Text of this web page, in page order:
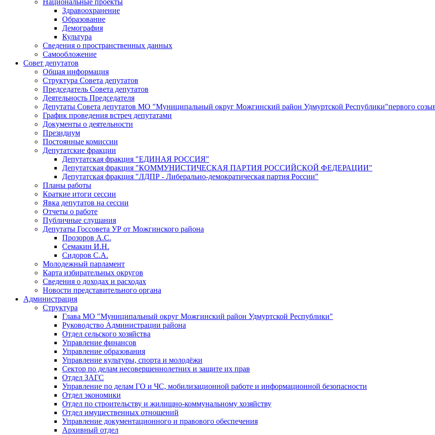
Здравоохранение
Образование
Демография
Культура
Сведения о пространственных данных
Самообложение
Совет депутатов
Общая информация
Структура Совета депутатов
Председатель Совета депутатов
Деятельность Председателя
Депутаты Совета депутатов МО "Муниципальный округ Можгинский район Удмуртской Республики"первого
График проведения встреч депутатами
Документы о деятельности
Президиум
Постоянные комиссии
Депутатские фракции
Депутатская фракция "ЕДИНАЯ РОССИЯ"
Депутатская фракция "КОММУНИСТИЧЕСКАЯ ПАРТИЯ РОССИЙСКОЙ ФЕДЕРАЦИИ"
Депутатская фракция "ЛДПР - Либерально-демократическая партия России"
Планы работы
Краткие итоги сессии
Явка депутатов на сессии
Отчеты о работе
Публичные слушания
Депутаты Госсовета УР от Можгинского района
Прозоров А.С.
Семакин И.Н.
Сидоров С.А.
Молодежный парламент
Карта избирательных округов
Сведения о доходах и расходах
Новости представительного органа
Администрация
Структура
Глава МО "Муниципальный округ Можгинский район Удмуртской Республики"
Руководство Администрации района
Отдел сельского хозяйства
Управление финансов
Управление образования
Управление культуры, спорта и молодёжи
Сектор по делам несовершеннолетних и защите их прав
Отдел ЗАГС
Управление по делам ГО и ЧС, мобилизационной работе и информационной безопасности
Отдел экономики
Отдел по строительству и жилищно-коммунальному хозяйству
Отдел имущественных отношений
Управление документационного и правового обеспечения
Архивный отдел